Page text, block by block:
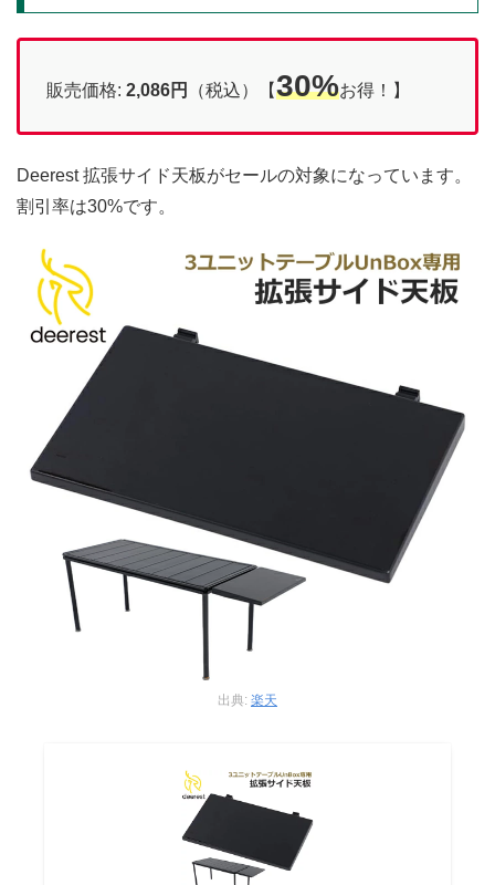
販売価格: 2,086円 （税込）【30%お得！】
Deerest 拡張サイド天板がセールの対象になっています。
割引率は30%です。
出典: 楽天